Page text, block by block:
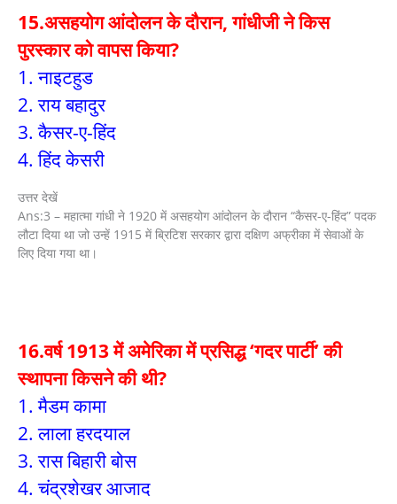
15.असहयोग आंदोलन के दौरान, गांधीजी ने किस
पुरस्कार को वापस किया?
1. नाइटहुड
2. राय बहादुर
3. कैसर-ए-हिंद
4. हिंद केसरी
उत्तर देखें
Ans:3 – महात्मा गांधी ने 1920 में असहयोग आंदोलन के दौरान “कैसर-ए-हिंद” पदक
लौटा दिया था जो उन्हें 1915 में ब्रिटिश सरकार द्वारा दक्षिण अफ्रीका में सेवाओं के
लिए दिया गया था।
16.वर्ष 1913 में अमेरिका में प्रसिद्ध ‘गदर पार्टी’ की
स्थापना किसने की थी?
1. मैडम कामा
2. लाला हरदयाल
3. रास बिहारी बोस
4. चंद्रशेखर आजाद